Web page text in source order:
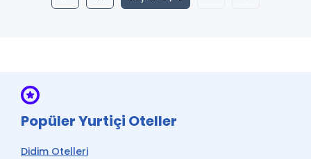
Popüler Yurtiçi Oteller
Didim Otelleri